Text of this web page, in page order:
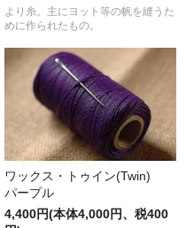
より糸。主にヨット等の帆を縫うた
めに作られたもの。
ワックス・トゥイン(Twin)
パープル
4,400円(本体4,000円、税400